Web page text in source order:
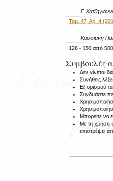
Γ.
Τόμ. 47, Αρ. 4
Κασσιανή
126 - 150 από 500
Συμβουλές
Δεν γίνεται
Συνήθεις
Εξ ορισμού
Συνδυάστε
Μπορείτε να
Με τη χρήση
επιστρέψει